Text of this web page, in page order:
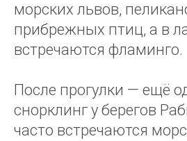
морских львов,
прибрежных птиц, а в
встречаются фламинго.
После прогулки — ещё
снорклинг у берегов
часто встречаются